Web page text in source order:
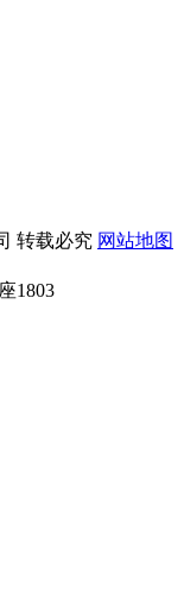
转载必究 网站地图
1803